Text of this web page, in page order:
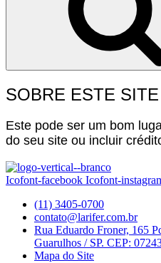
SOBRE ESTE SITE
Este pode ser um bom
do seu site ou incluir
Icofont-facebook Icofont-
(11) 3405-0700
contato@larifer.com.br
Rua Eduardo Froner, 165
Guarulhos / SP. CEP:
Mapa do Site